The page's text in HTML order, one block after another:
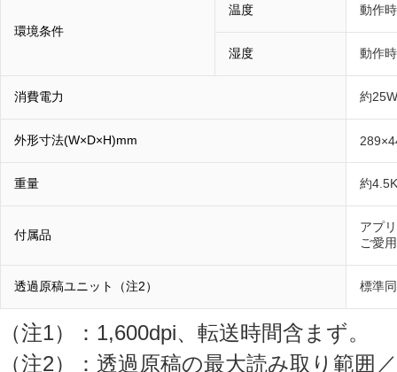
環境条件
温度 動作
湿度 動作
消費電力 約25W
外形寸法(W×D×H)mm
重量 約
付属品
アプ
ご愛
透過原稿ユニット（注2） 標準
（注1）：1,600dpi、転送時間含まず。
（注2）：透過原稿の最大読み取り範囲